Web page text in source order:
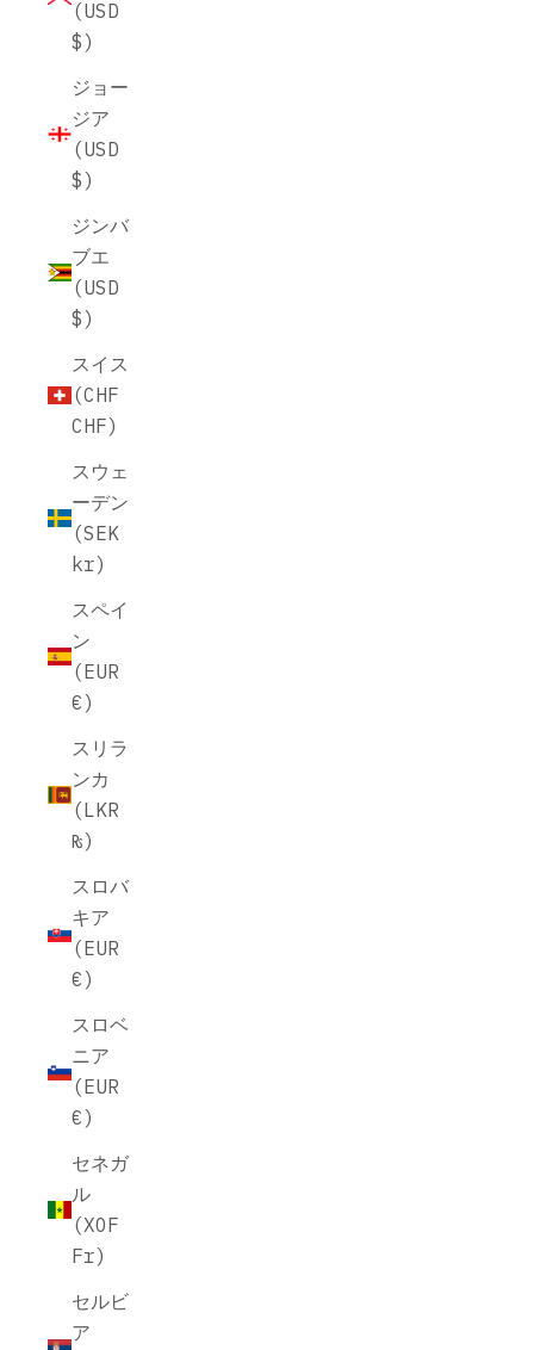
(USD
$)
ジョー
ジア
(USD
$)
ジンバ
ブエ
(USD
$)
スイス
(CHF
CHF)
スウェ
ーデン
(SEK
kr)
スペイ
ン
(EUR
€)
スリラ
ンカ
(LKR
₨)
スロバ
キア
(EUR
€)
スロベ
ニア
(EUR
€)
セネガ
ル
(XOF
Fr)
セルビ
ア